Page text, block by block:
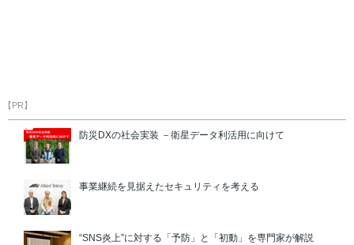
【PR】
防災DXの社会実装 －衛星データ利活用に向けて
事業継続を見据えたセキュリティを考える
“SNS炎上”に対する「予防」と「初動」を専門家が解説